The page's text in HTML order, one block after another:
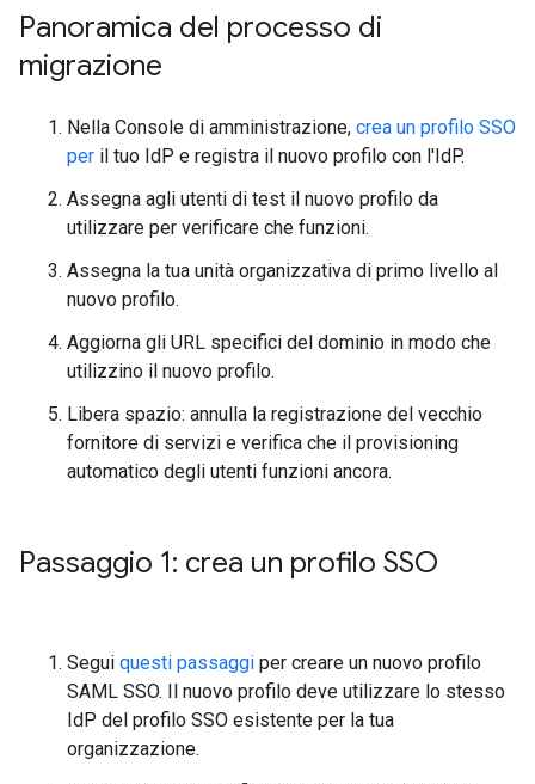
Panoramica del processo di
migrazione
Nella Console di amministrazione, crea un profilo SSO
per il tuo IdP e registra il nuovo profilo con l'IdP.
Assegna agli utenti di test il nuovo profilo da
utilizzare per verificare che funzioni.
Assegna la tua unità organizzativa di primo livello al
nuovo profilo.
Aggiorna gli URL specifici del dominio in modo che
utilizzino il nuovo profilo.
Libera spazio: annulla la registrazione del vecchio
fornitore di servizi e verifica che il provisioning
automatico degli utenti funzioni ancora.
Passaggio 1: crea un profilo SSO
Segui questi passaggi per creare un nuovo profilo
SAML SSO. Il nuovo profilo deve utilizzare lo stesso
IdP del profilo SSO esistente per la tua
organizzazione.